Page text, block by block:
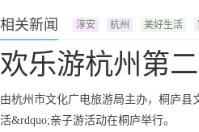
相关新闻 淳安 杭州 美好生活
欢乐游杭州第
由杭州市文化广电旅游局主办，桐庐
活&rdquo;亲子游活动在桐庐举行。